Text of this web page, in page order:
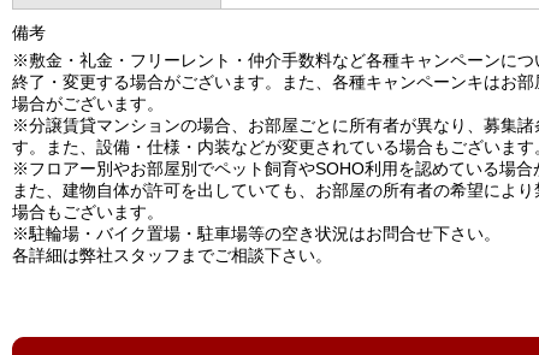
備考
※敷金・礼金・フリーレント・仲介手数料など各種キャンペーンにつ
終了・変更する場合がございます。また、各種キャンペーンキはお
場合がございます。
※分譲賃貸マンションの場合、お部屋ごとに所有者が異なり、募集諸
す。また、設備・仕様・内装などが変更されている場合もございます
※フロアー別やお部屋別でペット飼育やSOHO利用を認めている場合
また、建物自体が許可を出していても、お部屋の所有者の希望によ
場合もございます。
※駐輪場・バイク置場・駐車場等の空き状況はお問合せ下さい。
各詳細は弊社スタッフまでご相談下さい。